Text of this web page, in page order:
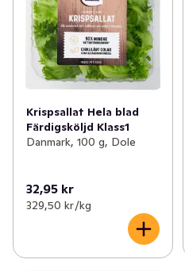
Krispsallat Hela blad
Färdigsköljd Klass1
Danmark, 100 g, Dole
32,95 kr
329,50 kr /kg